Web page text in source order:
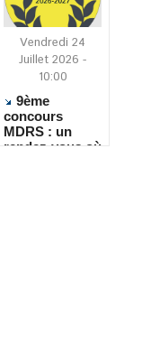
Vendredi 24
Juillet 2026 -
10:00
9ème
concours
MDRS : un
rendez-vous où